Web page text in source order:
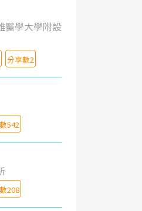
醫學大學附設
分享數2
542
208